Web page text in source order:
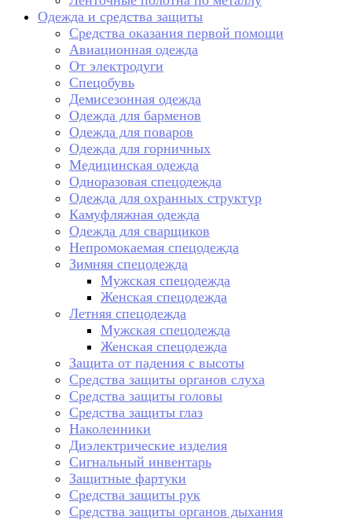
Одежда и средства защиты
Средства оказания первой помощи
Авиационная одежда
От электродуги
Спецобувь
Демисезонная одежда
Одежда для барменов
Одежда для поваров
Одежда для горничных
Медицинская одежда
Одноразовая спецодежда
Одежда для охранных структур
Камуфляжная одежда
Одежда для сварщиков
Непромокаемая спецодежда
Зимняя спецодежда
Мужская спецодежда
Женская спецодежда
Летняя спецодежда
Мужская спецодежда
Женская спецодежда
Защита от падения с высоты
Средства защиты органов слуха
Средства защиты головы
Средства защиты глаз
Наколенники
Диэлектрические изделия
Сигнальный инвентарь
Защитные фартуки
Средства защиты рук
Средства защиты органов дыхания